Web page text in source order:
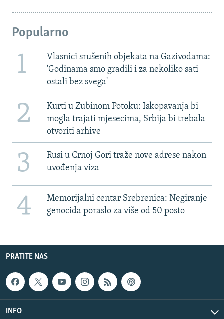
Popularno
1
Vlasnici srušenih objekata na Gazivodama:
'Godinama smo gradili i za nekoliko sati
ostali bez svega'
2
Kurti u Zubinom Potoku: Iskopavanja bi
mogla trajati mjesecima, Srbija bi trebala
otvoriti arhive
3
Rusi u Crnoj Gori traže nove adrese nakon
uvođenja viza
4
Memorijalni centar Srebrenica: Negiranje
genocida poraslo za više od 50 posto
PRATITE NAS
INFO